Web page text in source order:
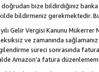
bize bildirdiğiniz banka
bildirmeniz gerekmektedir.
Gelir Vergisi Kanunu
ve zamanında
süreci sonrasında
Amazon’a fatura